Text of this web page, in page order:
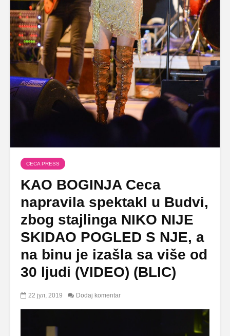
CECA PRESS
KAO BOGINJA Ceca
napravila spektakl u Budvi,
zbog stajlinga NIKO NIJE
SKIDAO POGLED S NJE, a
na binu je izašla sa više od
30 ljudi (VIDEO) (BLIC)
22 јул, 2019 Dodaj komentar